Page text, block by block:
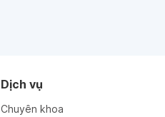
Dịch vụ
Chuyên khoa